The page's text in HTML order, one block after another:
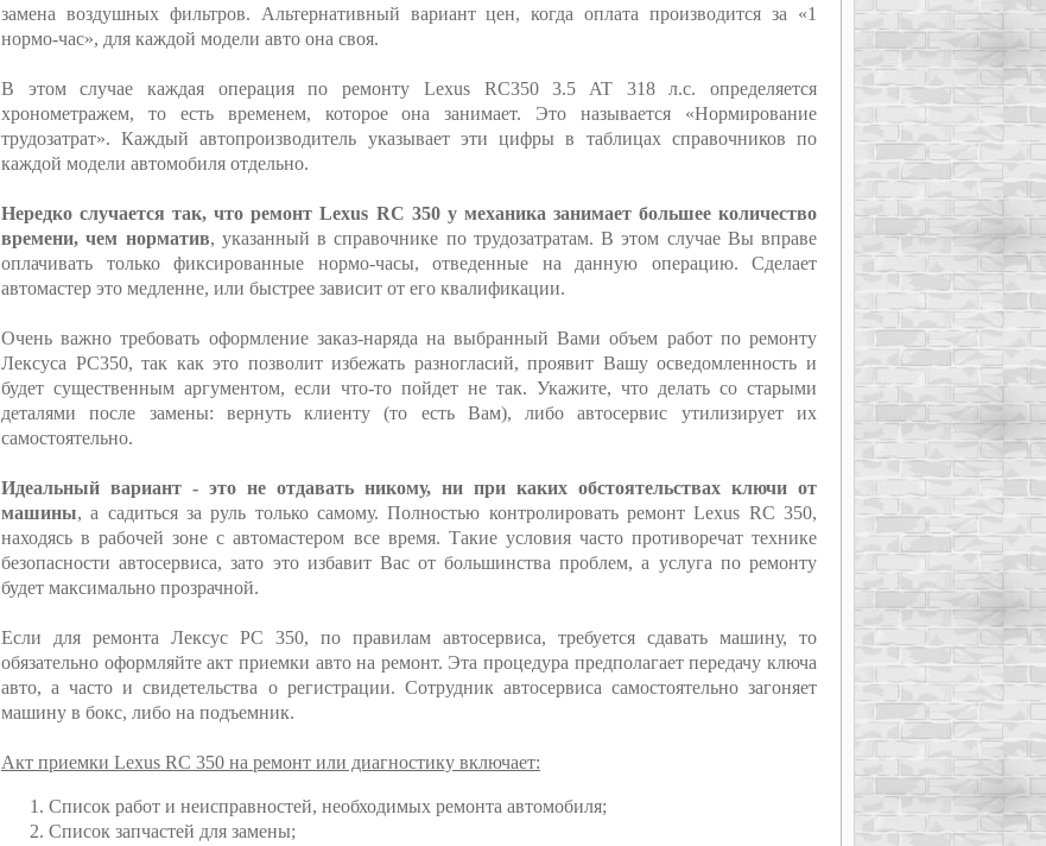
замена воздушных фильтров. Альтернативный вариант цен, когда оплата производится за «1
нормо-час», для каждой модели авто она своя.
В этом случае каждая операция по ремонту Lexus RC350 3.5 AT 318 л.с. определяется
хронометражем, то есть временем, которое она занимает. Это называется «Нормирование
трудозатрат». Каждый автопроизводитель указывает эти цифры в таблицах справочников по
каждой модели автомобиля отдельно.
Нередко случается так, что ремонт Lexus RC 350 у механика занимает большее количество
времени, чем норматив, указанный в справочнике по трудозатратам. В этом случае Вы вправе
оплачивать только фиксированные нормо-часы, отведенные на данную операцию. Сделает
автомастер это медленне, или быстрее зависит от его квалификации.
Очень важно требовать оформление заказ-наряда на выбранный Вами объем работ по ремонту
Лексуса РС350, так как это позволит избежать разногласий, проявит Вашу осведомленность и
будет существенным аргументом, если что-то пойдет не так. Укажите, что делать со старыми
деталями после замены: вернуть клиенту (то есть Вам), либо автосервис утилизирует их
самостоятельно.
Идеальный вариант - это не отдавать никому, ни при каких обстоятельствах ключи от
машины, а садиться за руль только самому. Полностью контролировать ремонт Lexus RC 350,
находясь в рабочей зоне с автомастером все время. Такие условия часто противоречат технике
безопасности автосервиса, зато это избавит Вас от большинства проблем, а услуга по ремонту
будет максимально прозрачной.
Если для ремонта Лексус РС 350, по правилам автосервиса, требуется сдавать машину, то
обязательно оформляйте акт приемки авто на ремонт. Эта процедура предполагает передачу ключа
авто, а часто и свидетельства о регистрации. Сотрудник автосервиса самостоятельно загоняет
машину в бокс, либо на подъемник.
Акт приемки Lexus RC 350 на ремонт или диагностику включает:
Список работ и неисправностей, необходимых ремонта автомобиля;
Список запчастей для замены;